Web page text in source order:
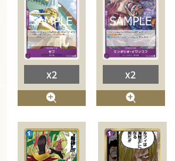
x2 x2